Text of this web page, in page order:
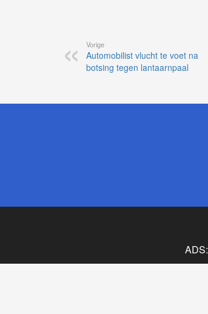
Vorige
Automobilist vlucht te voet na
botsing tegen lantaarnpaal
ADS: